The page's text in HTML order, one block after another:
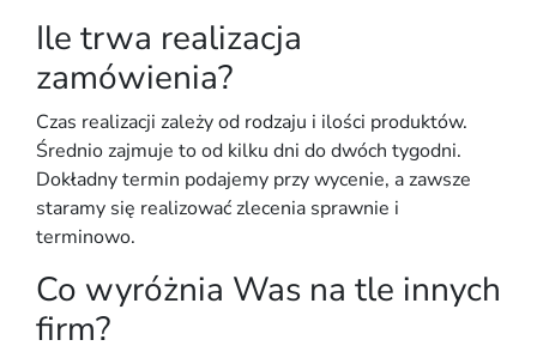
Ile trwa realizacja
zamówienia?
Czas realizacji zależy od rodzaju i ilości produktów.
Średnio zajmuje to od kilku dni do dwóch tygodni.
Dokładny termin podajemy przy wycenie, a zawsze
staramy się realizować zlecenia sprawnie i
terminowo.
Co wyróżnia Was na tle innych
firm?